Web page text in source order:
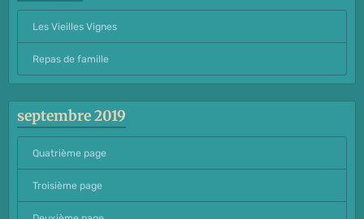
Les Vieilles Vignes
Repas de famille
septembre 2019
Quatrième page
Troisième page